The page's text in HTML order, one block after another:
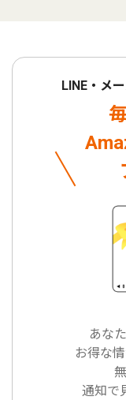
LINE・メ
あな
お得な
通知で